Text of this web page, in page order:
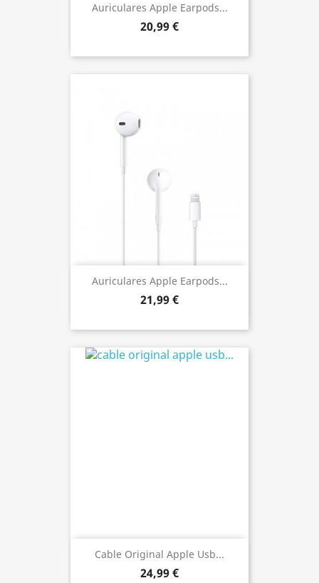
Auriculares Apple Earpods...
20,99 €
Auriculares Apple Earpods...
21,99 €
Cable Original Apple Usb...
24,99 €